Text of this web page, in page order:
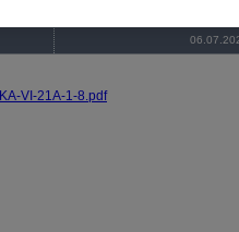
VI-21A-1-8.pdf